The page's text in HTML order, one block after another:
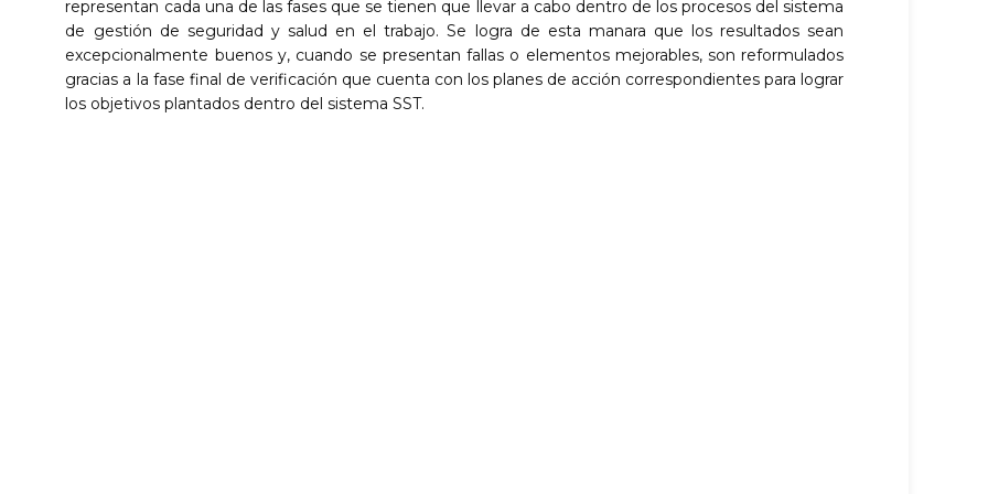
representan cada una de las fases que se tienen que llevar a cabo dentro de los procesos del sistema
de gestión de seguridad y salud en el trabajo. Se logra de esta manara que los resultados sean
excepcionalmente buenos y, cuando se presentan fallas o elementos mejorables, son reformulados
gracias a la fase final de verificación que cuenta con los planes de acción correspondientes para lograr
los objetivos plantados dentro del sistema SST.